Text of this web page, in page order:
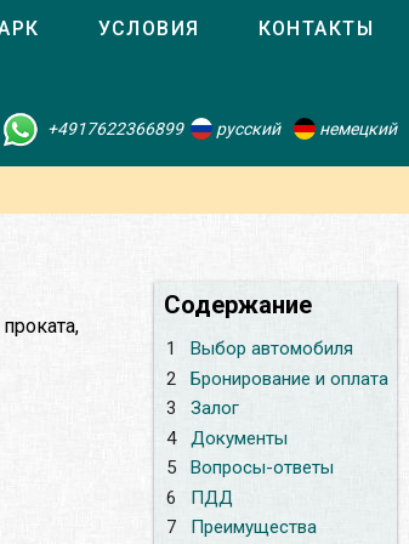
УСЛОВИЯ КОНТАКТЫ
+4917622366899 русский немецкий
Содержание
1
Выбор автомобиля
2
Бронирование и оплата
3
Залог
4
Документы
5
Вопросы-ответы
6
ПДД
7
Преимущества